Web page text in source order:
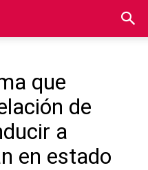
que
de
a
en estado